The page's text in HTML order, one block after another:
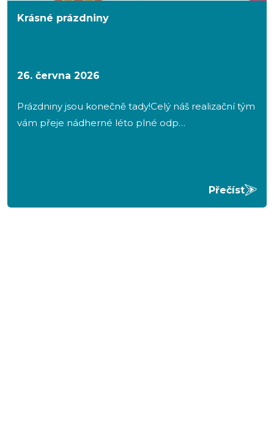
Krásné prázdniny
26. června 2026
Prázdniny jsou konečně tady!Celý náš realizační tým
vám přeje nádherné léto plné odp…
Přečíst